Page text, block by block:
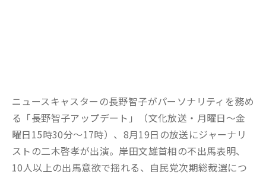
ニュースキャスターの長野智子がパーソナリティを務め
る「長野智子アップデート」（文化放送・月曜日～金
曜日15時30分～17時）、8月19日の放送にジャーナリ
ストの二木啓孝が出演。岸田文雄首相の不出馬表明、
10人以上の出馬意欲で揺れる、自民党次期総裁選につ